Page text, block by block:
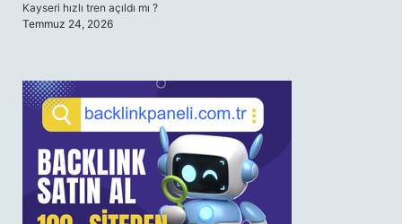
Kayseri hızlı tren açıldı mı ?
Temmuz 24, 2026